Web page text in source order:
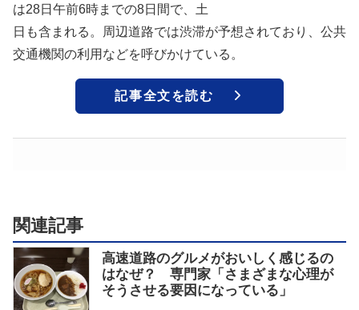
は28日午前6時までの8日間で、土
日も含まれる。周辺道路では渋滞が予想されており、公共
交通機関の利用などを呼びかけている。
記事全文を読む
関連記事
高速道路のグルメがおいしく感じるの
はなぜ？ 専門家「さまざまな心理が
そうさせる要因になっている」